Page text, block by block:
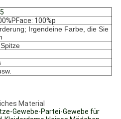
100%p
Irgendeine Farbe, die Sie
Material
Gewebe-Partei-Gewebe für